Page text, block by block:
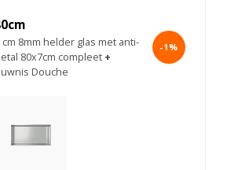
8mm helder glas met anti-
80x7cm compleet +
Douche
-1%